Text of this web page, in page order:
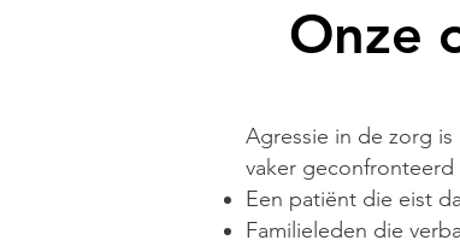
Onze
Agressie in de zorg
vaker
Een patiënt die eist
Familieleden die